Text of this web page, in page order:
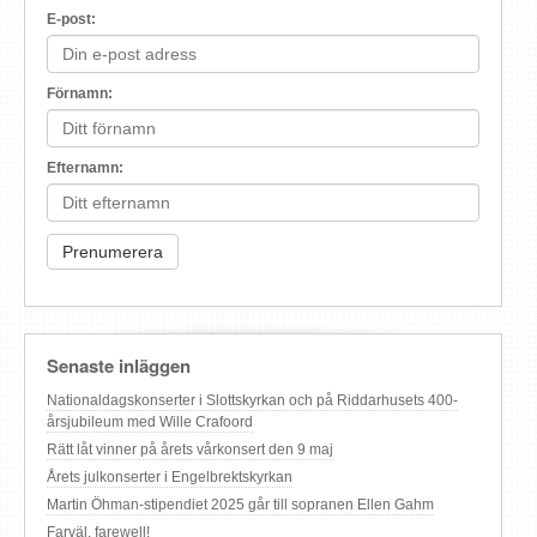
E-post:
Förnamn:
Efternamn:
Senaste inläggen
Nationaldagskonserter i Slottskyrkan och på Riddarhusets 400-
årsjubileum med Wille Crafoord
Rätt låt vinner på årets vårkonsert den 9 maj
Årets julkonserter i Engelbrektskyrkan
Martin Öhman-stipendiet 2025 går till sopranen Ellen Gahm
Farväl, farewell!